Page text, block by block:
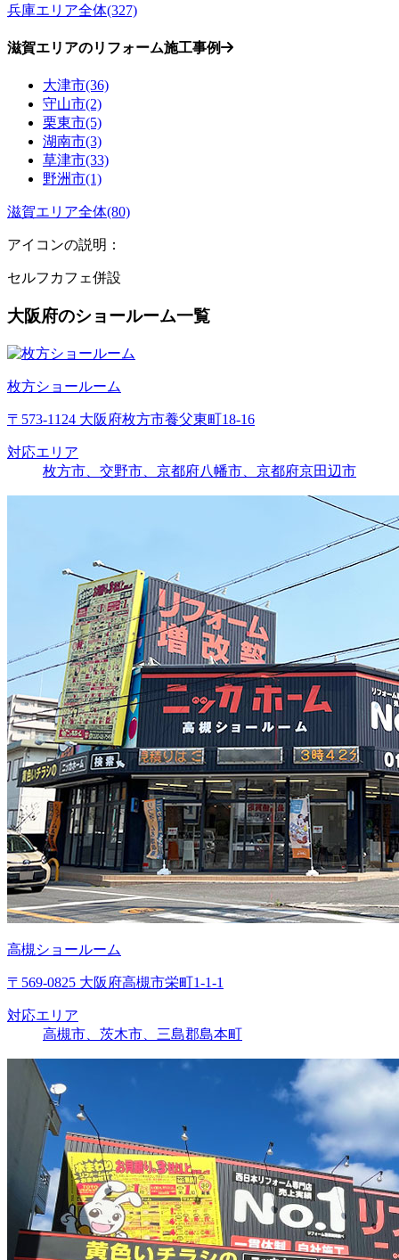
兵庫エリア全体(327)
滋賀エリアのリフォーム施工事例
大津市(36)
守山市(2)
栗東市(5)
湖南市(3)
草津市(33)
野洲市(1)
滋賀エリア全体(80)
アイコンの説明：
セルフカフェ併設
大阪府のショールーム一覧
枚方ショールーム
〒573-1124 大阪府枚方市養父東町18-16
対応エリア
枚方市、交野市、京都府八幡市、京都府京田辺市
高槻ショールーム
〒569-0825 大阪府高槻市栄町1-1-1
対応エリア
高槻市、茨木市、三島郡島本町